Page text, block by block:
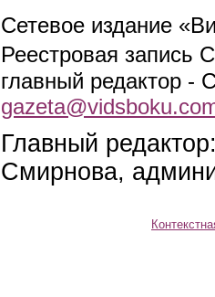
Сетевое издание
Реестровая запись
главный редактор -
Главный
Смирнова,